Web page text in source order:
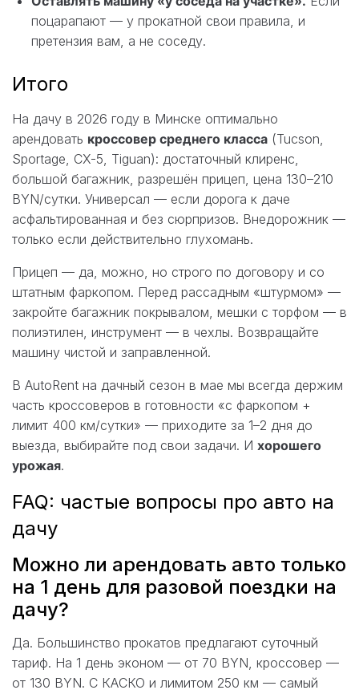
поцарапают — у прокатной свои правила, и
претензия вам, а не соседу.
Итого
На дачу в 2026 году в Минске оптимально
арендовать кроссовер среднего класса (Tucson,
Sportage, CX-5, Tiguan): достаточный клиренс,
большой багажник, разрешён прицеп, цена 130–210
BYN/сутки. Универсал — если дорога к даче
асфальтированная и без сюрпризов. Внедорожник —
только если действительно глухомань.
Прицеп — да, можно, но строго по договору и со
штатным фаркопом. Перед рассадным «штурмом» —
закройте багажник покрывалом, мешки с торфом — в
полиэтилен, инструмент — в чехлы. Возвращайте
машину чистой и заправленной.
В AutoRent на дачный сезон в мае мы всегда держим
часть кроссоверов в готовности «с фаркопом +
лимит 400 км/сутки» — приходите за 1–2 дня до
выезда, выбирайте под свои задачи. И хорошего
урожая.
FAQ: частые вопросы про авто на
дачу
Можно ли арендовать авто только
на 1 день для разовой поездки на
дачу?
Да. Большинство прокатов предлагают суточный
тариф. На 1 день эконом — от 70 BYN, кроссовер —
от 130 BYN. С КАСКО и лимитом 250 км — самый